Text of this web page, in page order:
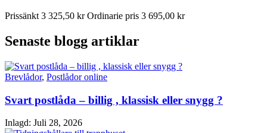
Prissänkt 3 325,50 kr Ordinarie pris 3 695,00 kr
Senaste blogg artiklar
Brevlådor, Postlådor online
Svart postlåda – billig , klassisk eller snygg ?
Inlagd: Juli 28, 2026